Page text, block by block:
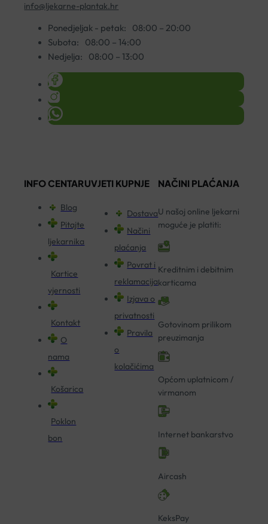
info@ljekarne-plantak.hr
Ponedjeljak - petak:
08:00 – 20:00
Subota:
08:00 – 14:00
Nedjelja:
08:00 – 13:00
INFO CENTAR
Blog
Pitajte
ljekarnika
Kartice
vjernosti
Kontakt
O
nama
Košarica
Poklon
bon
UVJETI KUPNJE
Dostava
Načini
plaćanja
Povrat i
reklamacija
Izjava o
privatnosti
Pravila
o
kolačićima
NAČINI PLAĆANJA
U našoj online ljekarni
moguće je platiti:
Kreditnim i debitnim
karticama
Gotovinom prilikom
preuzimanja
Općom uplatnicom /
virmanom
Internet bankarstvo
Aircash
KeksPay